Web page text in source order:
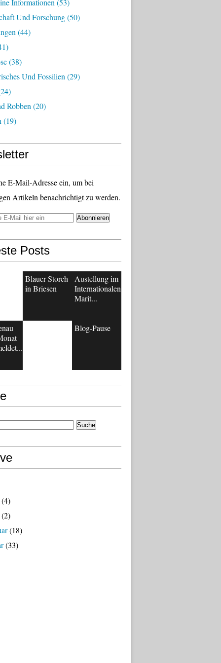
Informationen (53)
Und Forschung(50)
(44)
(38)
Und Fossilien (29)
Robben (20)
(19)
E-Mail-Adresse ein, um bei
Artikeln benachrichtigt zu werden.
Posts
Blauer Storch
in Briesen
Austellung im
Internationalen
Marit...
Blog-Pause
(4)
(2)
(18)
(33)